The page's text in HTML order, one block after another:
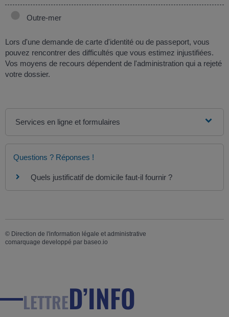
Outre-mer
Lors d'une demande de carte d'identité ou de passeport, vous
pouvez rencontrer des difficultés que vous estimez injustifiées.
Vos moyens de recours dépendent de l'administration qui a rejeté
votre dossier.
Services en ligne et formulaires
Questions ? Réponses !
Quels justificatif de domicile faut-il fournir ?
© Direction de l'information légale et administrative
comarquage developpé par baseo.io
LETTRED’INFO